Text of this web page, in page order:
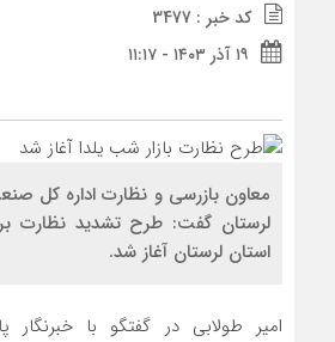
کد خبر : 3477
۱۹ آذر ۱۴۰۳ - ۱۱:۱۷
معاون بازرسی و نظارت اداره کل
لرستان گفت: طرح تشدید نظارت بر
استان لرستان آغاز شد.
امیر طولابی در گفتگو با خبرنگار